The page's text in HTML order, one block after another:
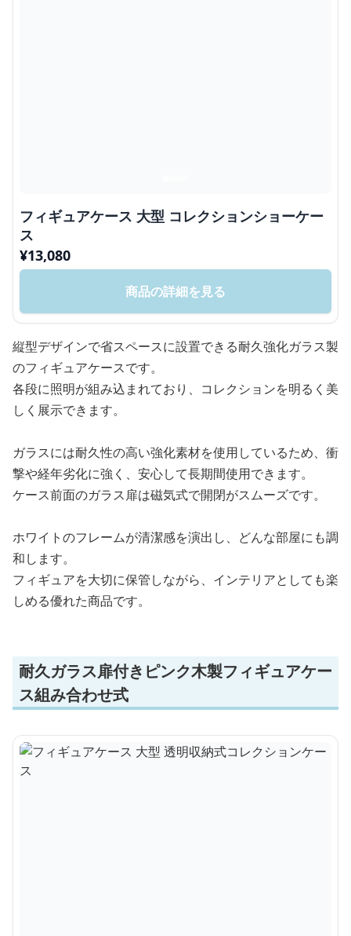
フィギュアケース 大型 コレクションショーケー
ス
¥13,080
商品の詳細を見る
縦型デザインで省スペースに設置できる耐久強化ガラス製
のフィギュアケースです。
各段に照明が組み込まれており、コレクションを明るく美
しく展示できます。
ガラスには耐久性の高い強化素材を使用しているため、衝
撃や経年劣化に強く、安心して長期間使用できます。
ケース前面のガラス扉は磁気式で開閉がスムーズです。
ホワイトのフレームが清潔感を演出し、どんな部屋にも調
和します。
フィギュアを大切に保管しながら、インテリアとしても楽
しめる優れた商品です。
耐久ガラス扉付きピンク木製フィギュアケー
ス組み合わせ式